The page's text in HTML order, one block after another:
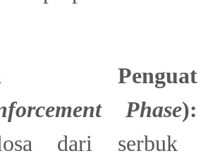
Penguat
Phase):
dari serbuk